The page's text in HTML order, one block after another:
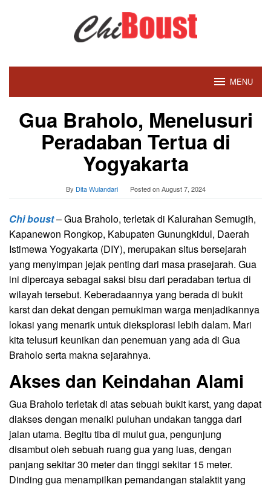
MENU
Gua Braholo, Menelusuri
Peradaban Tertua di
Yogyakarta
By Dita Wulandari Posted onAugust 7, 2024
Chi boust– Gua Braholo, terletak di Kalurahan Semugih,
Kapanewon Rongkop, Kabupaten Gunungkidul, Daerah
Istimewa Yogyakarta (DIY), merupakan situs bersejarah
yang menyimpan jejak penting dari masa prasejarah. Gua
ini dipercaya sebagai saksi bisu dari peradaban tertua di
wilayah tersebut. Keberadaannya yang berada di bukit
karst dan dekat dengan pemukiman warga menjadikannya
lokasi yang menarik untuk dieksplorasi lebih dalam. Mari
kita telusuri keunikan dan penemuan yang ada di Gua
Braholo serta makna sejarahnya.
Akses dan Keindahan Alami
Gua Braholo terletak di atas sebuah bukit karst, yang dapat
diakses dengan menaiki puluhan undakan tangga dari
jalan utama. Begitu tiba di mulut gua, pengunjung
disambut oleh sebuah ruang gua yang luas, dengan
panjang sekitar 30 meter dan tinggi sekitar 15 meter.
Dinding gua menampilkan pemandangan stalaktit yang